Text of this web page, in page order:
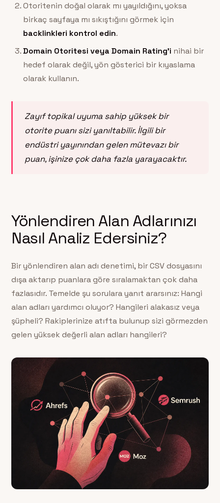
Otoritenin doğal olarak mı yayıldığını, yoksa
birkaç sayfaya mı sıkıştığını görmek için
backlinkleri kontrol edin.
Domain Otoritesi veya Domain Rating’i nihai bir
hedef olarak değil, yön gösterici bir kıyaslama
olarak kullanın.
Zayıf topikal uyuma sahip yüksek bir
otorite puanı sizi yanıltabilir. İlgili bir
endüstri yayınından gelen mütevazı bir
puan, işinize çok daha fazla yarayacaktır.
Yönlendiren Alan Adlarınızı
Nasıl Analiz Edersiniz?
Bir yönlendiren alan adı denetimi, bir CSV dosyasını
dışa aktarıp puanlara göre sıralamaktan çok daha
fazlasıdır. Temelde şu sorulara yanıt ararsınız: Hangi
alan adları yardımcı oluyor? Hangileri alakasız veya
şüpheli? Rakiplerinize atıfta bulunup sizi görmezden
gelen yüksek değerli alan adları hangileri?